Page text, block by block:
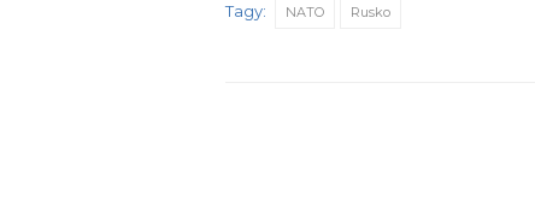
Tagy: NATO Rusko